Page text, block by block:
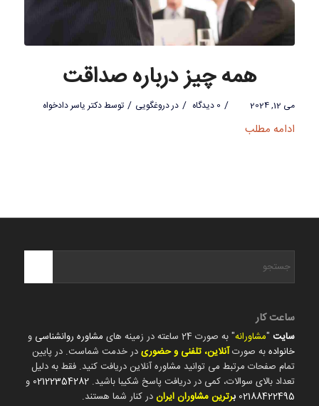
همه چیز درباره صداقت
می 12, 2024 / 0 دیدگاه / دردروغگویی / توسطدکتر یاسر دادخواه
ادامه مطلب
ساعت کار
سایت"مشاورانه" به صورت 24 ساعته در زمینه های مشاوره روانشناسی و
خانوادهبه صورتآنلاین، تلفنی و حضوریدر خدمت شماست. در پایین
تمام صفحات مرتبط می توانید مشاوره آنلاین دریافت کنید. فقط به دلیل
تعداد بالای سوالات، کمی در دریافت پاسخ شکیبا باشید. 02122354282 و
02188422495 برترین مشاوران ایراندر کنار شما هستند.